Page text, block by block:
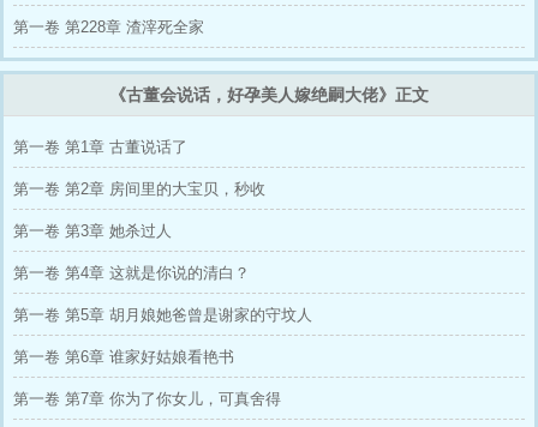
第一卷 第228章 渣滓死全家
《古董会说话，好孕美人嫁绝嗣大佬》正文
第一卷 第1章 古董说话了
第一卷 第2章 房间里的大宝贝，秒收
第一卷 第3章 她杀过人
第一卷 第4章 这就是你说的清白？
第一卷 第5章 胡月娘她爸曾是谢家的守坟人
第一卷 第6章 谁家好姑娘看艳书
第一卷 第7章 你为了你女儿，可真舍得